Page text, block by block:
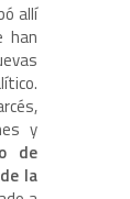
allí
han
y
de
la